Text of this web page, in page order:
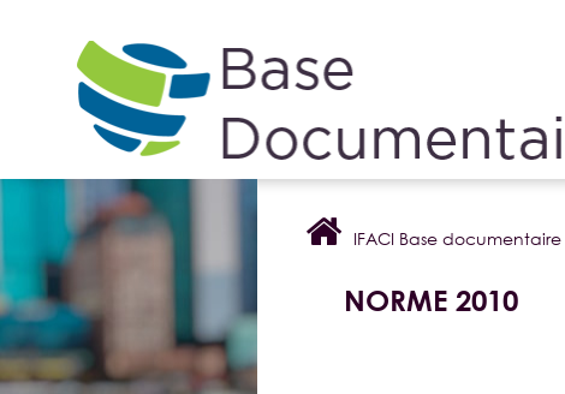
IFACI Base documentaire
NORME 2010